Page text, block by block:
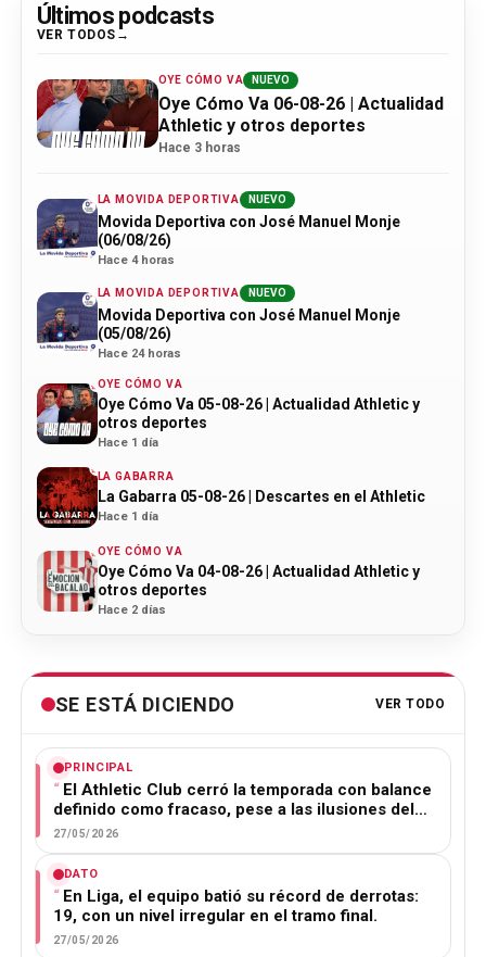
Últimos podcasts
VER TODOS
OYE CÓMO VA NUEVO
Oye Cómo Va 06-08-26 | Actualidad
Athletic y otros deportes
Hace 3 horas
LA MOVIDA DEPORTIVA NUEVO
Movida Deportiva con José Manuel Monje
(06/08/26)
Hace 4 horas
LA MOVIDA DEPORTIVA NUEVO
Movida Deportiva con José Manuel Monje
(05/08/26)
Hace 24 horas
OYE CÓMO VA
Oye Cómo Va 05-08-26 | Actualidad Athletic y
otros deportes
Hace 1 día
LA GABARRA
La Gabarra 05-08-26 | Descartes en el Athletic
Hace 1 día
OYE CÓMO VA
Oye Cómo Va 04-08-26 | Actualidad Athletic y
otros deportes
Hace 2 días
SE ESTÁ DICIENDO VER TODO
PRINCIPAL
El Athletic Club cerró la temporada con balance
definido como fracaso, pese a las ilusiones del…
27/05/2026
DATO
En Liga, el equipo batió su récord de derrotas:
19, con un nivel irregular en el tramo final.
27/05/2026